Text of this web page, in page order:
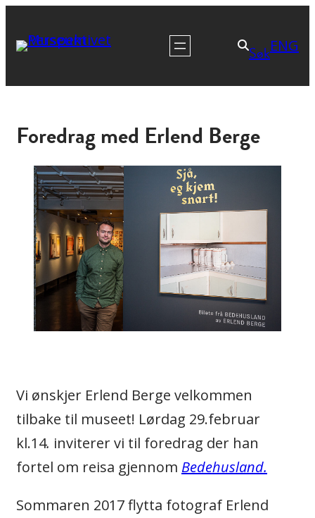
SøkENG
Foredrag med Erlend Berge
Vi ønskjer Erlend Berge velkommen
tilbake til museet! Lørdag 29.februar
kl.14. inviterer vi til foredrag der han
fortel om reisa gjennom Bedehusland.
Sommaren 2017 flytta fotograf Erlend